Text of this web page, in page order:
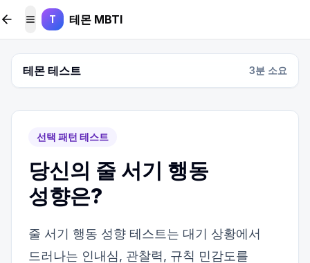
본문 바로가기
메뉴 토글
T 테몬 MBTI
테몬 테스트 3분 소요
선택 패턴 테스트
당신의 줄 서기 행동
성향은?
줄 서기 행동 성향 테스트는 대기 상황에서
드러나는 인내심, 관찰력, 규칙 민감도를